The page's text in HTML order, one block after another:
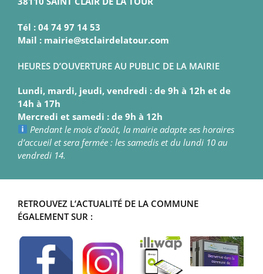
Tél : 04 74 97 14 53
Mail : mairie@stclairdelatour.com
HEURES D’OUVERTURE AU PUBLIC DE LA MAIRIE
Lundi, mardi, jeudi, vendredi : de 9h à 12h et de
14h à 17h
Mercredi et samedi : de 9h à 12h
Pendant le mois d’août, la mairie adapte ses horaires
d’accueil et sera fermée : les samedis et du lundi 10 au
vendredi 14.
RETROUVEZ L’ACTUALITÉ DE LA COMMUNE
ÉGALEMENT SUR :